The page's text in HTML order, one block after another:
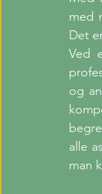
med
Det
Ved
og
alle
man